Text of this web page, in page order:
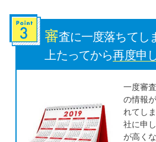
種類・特徴
その他コラム
今月の家賃
は解決しない
処法3つ
審査に一度落ちてし
上たってから再度申
一度審
の情報
れてし
社に申
が高く